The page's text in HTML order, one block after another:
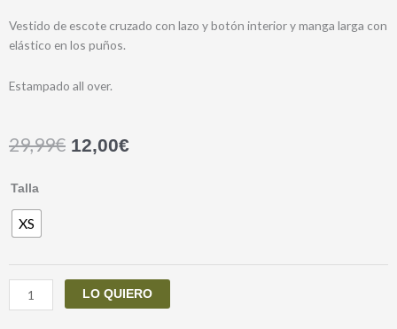
Vestido de escote cruzado con lazo y botón interior y manga larga con
elástico en los puños.
Estampado all over.
29,99€ 12,00€
Talla
XS
VESTIDO
cantidad
LO QUIERO